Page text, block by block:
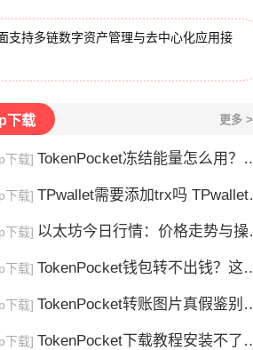
支持多链数字资产管理与去中心化应用接
下载 更多 >
下载] TokenPocket冻结能量怎么用？TRX冻结获取能量详解
下载] TPwallet需要添加trx吗 TPwallet要不要充TRX？一文说清
下载] 以太坊今日行情：价格走势与操作建议
下载] TokenPocket钱包转不出钱？这几种情况你可能遇到过
下载] TokenPocket转账图片真假鉴别全攻略
下载] TokenPocket下载教程安装不了怎么办？手把手教你解决